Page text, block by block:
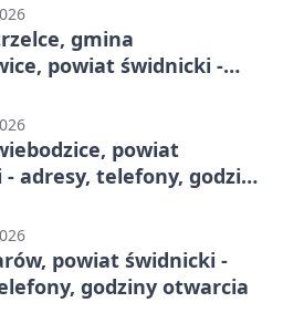
gmina
powiat świdnicki -
powiat
adresy, telefony, godziny
powiat świdnicki -
godziny otwarcia